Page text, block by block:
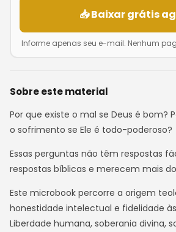
📥 Baixar grátis
Informe apenas seu e-mail. Nenhum
Sobre este material
Por que existe o mal se Deus é bom?
o sofrimento se Ele é todo-poderoso?
Essas perguntas não têm respostas
respostas bíblicas e merecem mais
Este microbook percorre a origem
honestidade intelectual e fidelidade
Liberdade humana, soberania divina,